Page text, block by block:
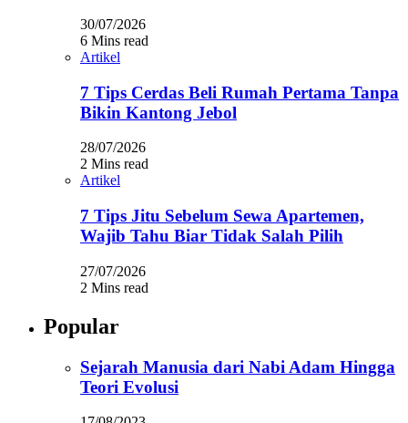
30/07/2026
6 Mins read
Artikel
7 Tips Cerdas Beli Rumah Pertama Tanpa
Bikin Kantong Jebol
28/07/2026
2 Mins read
Artikel
7 Tips Jitu Sebelum Sewa Apartemen,
Wajib Tahu Biar Tidak Salah Pilih
27/07/2026
2 Mins read
Popular
Sejarah Manusia dari Nabi Adam Hingga
Teori Evolusi